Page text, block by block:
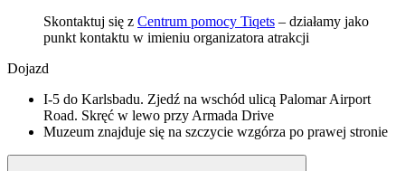
Skontaktuj się z Centrum pomocy Tiqets – działamy jako
punkt kontaktu w imieniu organizatora atrakcji
Dojazd
I-5 do Karlsbadu. Zjedź na wschód ulicą Palomar Airport
Road. Skręć w lewo przy Armada Drive
Muzeum znajduje się na szczycie wzgórza po prawej stronie